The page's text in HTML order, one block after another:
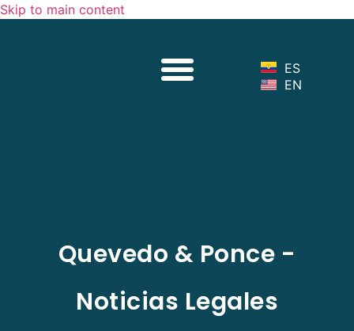
Skip to main content
ES
EN
Quevedo & Ponce -
Noticias Legales